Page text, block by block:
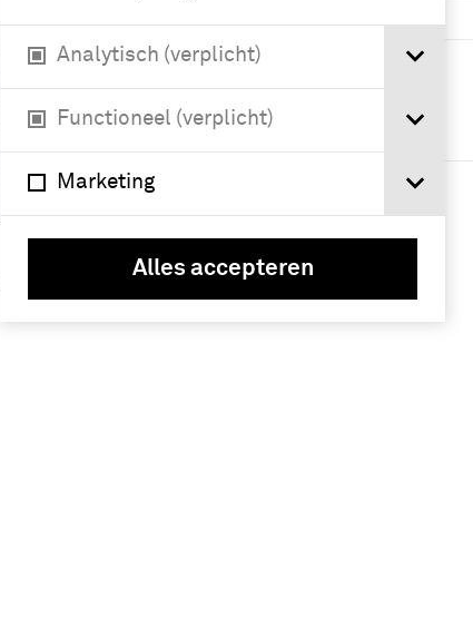
Analytisch (verplicht)
Functioneel (verplicht)
Marketing
Alles accepteren
Nijmegen (13)